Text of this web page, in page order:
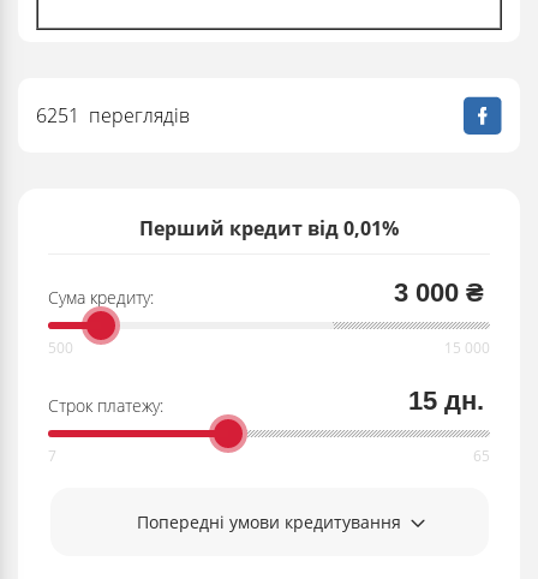
Перший кредит від 0,01%
Сума кредиту: 3 000 ₴
Строк платежу: 15 дн.
Попередні умови кредитування
6251 переглядів